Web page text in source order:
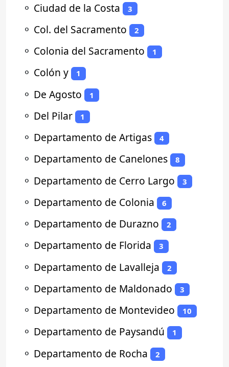
⚬ Ciudad de la Costa 3
⚬ Col. del Sacramento 2
⚬ Colonia del Sacramento 1
⚬ Colón y 1
⚬ De Agosto 1
⚬ Del Pilar 1
⚬ Departamento de Artigas 4
⚬ Departamento de Canelones 8
⚬ Departamento de Cerro Largo 3
⚬ Departamento de Colonia 6
⚬ Departamento de Durazno 2
⚬ Departamento de Florida 3
⚬ Departamento de Lavalleja 2
⚬ Departamento de Maldonado 3
⚬ Departamento de Montevideo 10
⚬ Departamento de Paysandú 1
⚬ Departamento de Rocha 2